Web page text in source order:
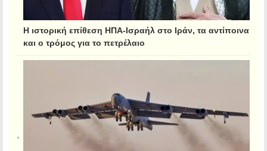
Η ιστορική επίθεση ΗΠΑ-Ισραήλ στο Ιράν, τα αντίποινα
και ο τρόμος για το πετρέλαιο